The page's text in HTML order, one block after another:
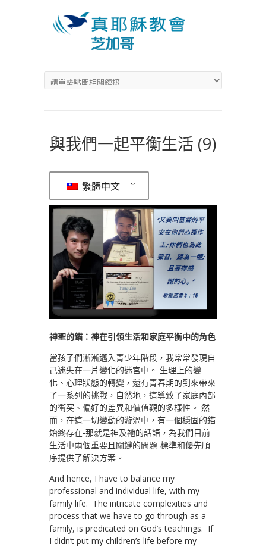
與我們一起平衡生活 (9)
繁體中文
神聖的錨：神在引領生活和家庭平衡中的角色
當孩子們漸漸邁入青少年階段，我常常發現自
己迷失在一片變化的迷宮中。 生理上的變
化、心理狀態的轉變，還有青春期的到來帶來
了一系列的挑戰，自然地，這導致了家庭內部
的衝突、偏好的差異和價值觀的多樣性。 然
而，在這一切變動的漩渦中，有一個穩固的錨
始終存在-那就是神及祂的話語，為我們目前
生活中兩個重要且關鍵的問題-標準和優先順
序提供了解決方案。
And hence, I have to balance my
professional and individual life, with my
family life. The intricate complexities and
process that we have to go through as a
family, is predicated on God’s teachings. If
I didn’t put my children’s life before my